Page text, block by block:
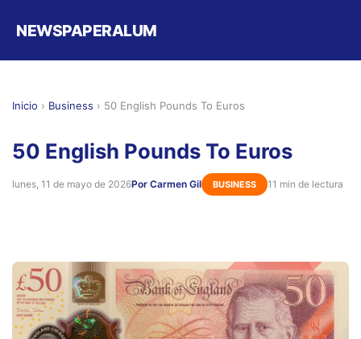
NEWSPAPERALUM
Inicio › Business › 50 English Pounds To Euros
50 English Pounds To Euros
lunes, 11 de mayo de 2026Por Carmen Gil BUSINESS 11 min de lectura